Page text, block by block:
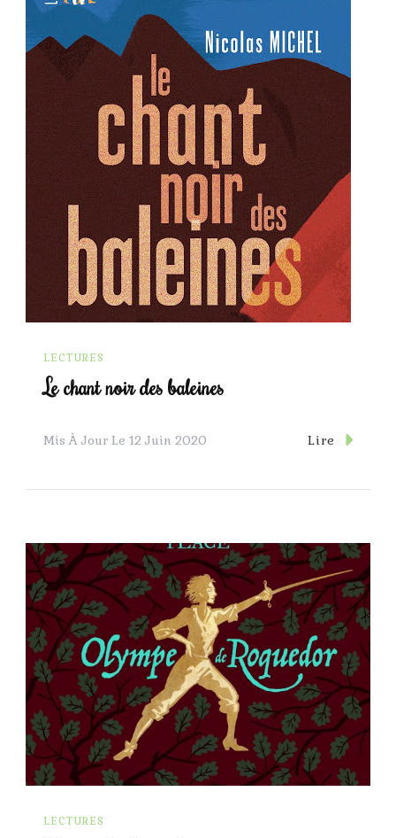
LECTURES
Le chant noir des baleines
Mis À Jour Le 12 Juin 2020 Lire
LECTURES